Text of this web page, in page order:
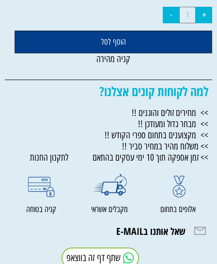
הוסף לסל
קניה מהירה
למה לקוחות קונים אצלנו?
>> מחירים זולים והוגנים !!
>> מבחר גדול ומעודכן !!
>> מקצוענים בתחום ספרי הקודש !!
>> משלוח מהיר במחיר סביר !!
>> זמן אספקה תוך 10 ימי עסקים בהתאם לתקנון החנות
אלופים בתחום מקבלים אשראי קניה בטוחה
שאל אותנו בE-MAIL
שתף דף זה בווצאפ